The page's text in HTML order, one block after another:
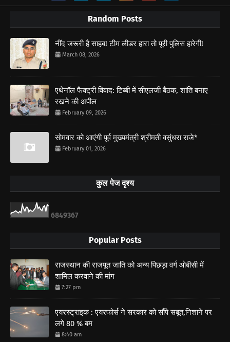
Random Posts
नींद जरूरी है साहब! टीम लीडर हारा तो पूरी पुलिस हारेगी!
March 08, 2026
एथेनॉल फैक्ट्री विवाद: टिब्बी में सीएलजी बैठक, शांति बनाए
रखने की अपील
February 09, 2026
सोमवार को आएंगी पूर्व मुख्यमंत्री श्रीमती वसुंधरा राजे*
February 01, 2026
कुल पेज दृश्य
6849367
Popular Posts
राजस्थान की राजपूत जाति को अन्य पिछड़ा वर्ग ओबीसी में
शामिल करवाने की मांग
7:27 pm
एयरस्ट्राइक : एयरफोर्स ने सरकार को सौंपे सबूत,निशाने पर
लगे 80 % बम
8:40 am